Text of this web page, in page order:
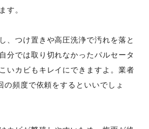
す。
、つけ置きや高圧洗浄で汚れを落と
分では取り切れなかったパルセータ
いカビもキレイにできますよ。業者
の頻度で依頼をするといいでしょ